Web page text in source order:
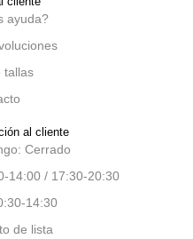
ayuda?
tallas
al cliente
Cerrado
14:00 / 17:30-20:30
14:30
de lista